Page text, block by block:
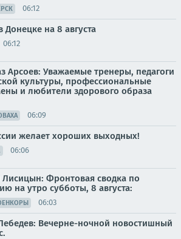
06:12
Донецке на 8 августа
06:12
Арсоев: Уважаемые тренеры, педагоги
культуры, профессиональные
и любители здорового образа
06:09
желает хороших выходных!
06:06
Лисицын: Фронтовая сводка по
на утро субботы, 8 августа:
06:03
Вечерне-ночной новостишный